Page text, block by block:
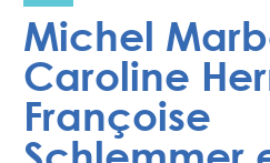
Michel
Caroline
Françoise